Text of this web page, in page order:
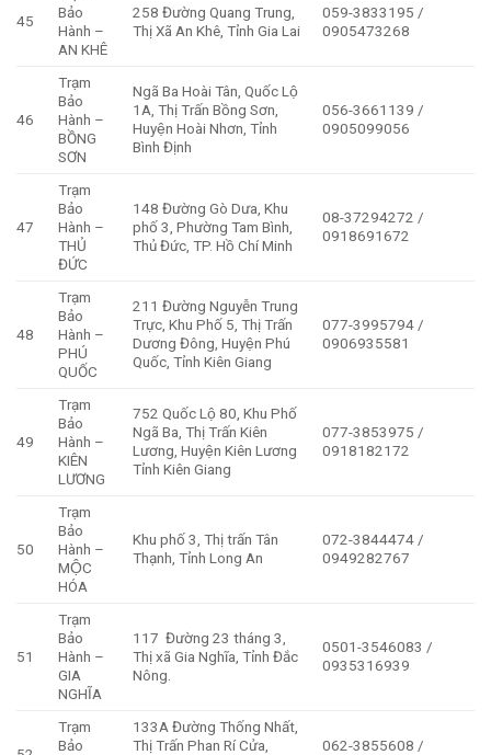
45
Bảo
Hành –
AN KHÊ
258 Đường Quang Trung,
Thị Xã An Khê, Tỉnh Gia Lai
059-3833195 /
0905473268
46
Trạm
Bảo
Hành –
BỒNG
SƠN
Ngã Ba Hoài Tân, Quốc Lộ
1A, Thị Trấn Bồng Sơn,
Huyện Hoài Nhơn, Tỉnh
Bình Định
056-3661139 /
0905099056
47
Trạm
Bảo
Hành –
THỦ
ĐỨC
148 Đường Gò Dưa, Khu
phố 3, Phường Tam Bình,
Thủ Đức, TP. Hồ Chí Minh
08-37294272 /
0918691672
48
Trạm
Bảo
Hành –
PHÚ
QUỐC
211 Đường Nguyễn Trung
Trực, Khu Phố 5, Thị Trấn
Dương Đông, Huyện Phú
Quốc, Tỉnh Kiên Giang
077-3995794 /
0906935581
49
Trạm
Bảo
Hành –
KIÊN
LƯƠNG
752 Quốc Lộ 80, Khu Phố
Ngã Ba, Thị Trấn Kiên
Lương, Huyện Kiên Lương
Tỉnh Kiên Giang
077-3853975 /
0918182172
50
Trạm
Bảo
Hành –
MỘC
HÓA
Khu phố 3, Thị trấn Tân
Thạnh, Tỉnh Long An
072-3844474 /
0949282767
51
Trạm
Bảo
Hành –
GIA
NGHĨA
117 Đường 23 tháng 3,
Thị xã Gia Nghĩa, Tỉnh Đắc
Nông.
0501-3546083 /
0935316939
Trạm
Bảo
133A Đường Thống Nhất,
Thị Trấn Phan Rí Cửa,
062-3855608 /